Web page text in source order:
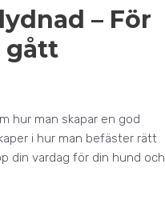
– För
gått
hur man skapar en god
i hur man befäster rätt
din vardag för din hund och